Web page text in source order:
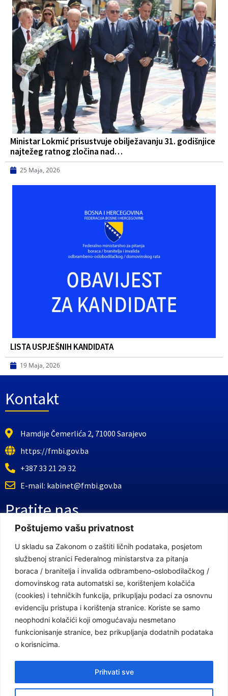
Poštujemo vašu privatnost
U skladu sa Zakonom o zaštiti ličnih podataka, posjetom
službenoj stranici Federalnog ministarstva za pitanja
boraca / branitelja i invalida odbrambeno-oslobodilačkog /
domovinskog rata automatski se, korištenjem kolačića
(cookies) i tehničkih funkcija, prikupljaju podaci za osnovnu
evidenciju pristupa i korištenja stranice. Koriste se samo
neophodni kolačići koji omogućavaju nesmetano
funkcionisanje stranice, bez prikupljanja dodatnih podataka
o korisnicima.
Prihvati sve
Ministar Lokmić prisustvuje obilježavanju 31. godišnjice
najtežeg ratnog zločina nad…
25 Maja, 2026
LISTA USPJEŠNIH KANDIDATA
19 Maja, 2026
Kontakt
Hamdije Čemerlića 2, 71000 Sarajevo
https://fmbi.gov.ba
+387 33 21 29 32
E-mail: kabinet@fmbi.gov.ba
Pratite nas
Facebook Stranica
Youtube Kanal
Linkovi
Vlada Federacije Bosne i Hercegovine
Federalno ministarstvo finansija
Federalno ministarstvo rada i socijalne politike